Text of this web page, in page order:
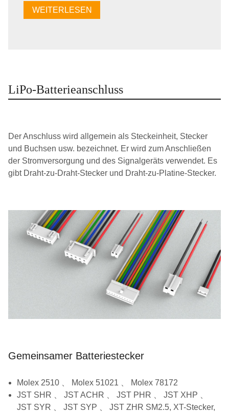
WEITERLESEN
LiPo-Batterieanschluss
Der Anschluss wird allgemein als Steckeinheit, Stecker
und Buchsen usw. bezeichnet. Er wird zum Anschließen
der Stromversorgung und des Signalgeräts verwendet. Es
gibt Draht-zu-Draht-Stecker und Draht-zu-Platine-Stecker.
Gemeinsamer Batteriestecker
Molex 2510 、 Molex 51021 、 Molex 78172
JST SHR 、 JST ACHR 、 JST PHR 、 JST XHP 、
JST SYR 、 JST SYP 、 JST ZHR SM2.5, XT-Stecker,